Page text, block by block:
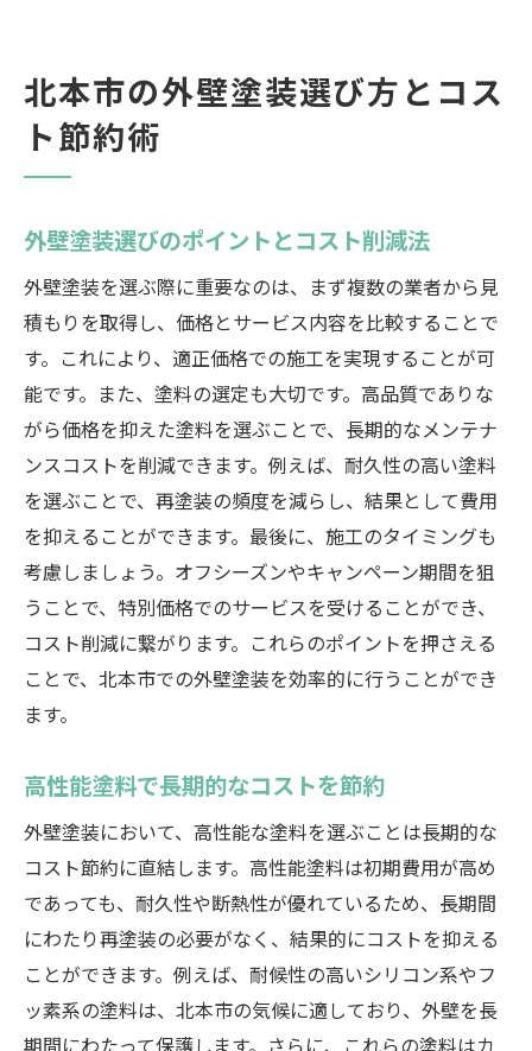
北本市の外壁塗装選び方とコス
ト節約術
外壁塗装選びのポイントとコスト削減法
外壁塗装を選ぶ際に重要なのは、まず複数の業者から見
積もりを取得し、価格とサービス内容を比較することで
す。これにより、適正価格での施工を実現することが可
能です。また、塗料の選定も大切です。高品質でありな
がら価格を抑えた塗料を選ぶことで、長期的なメンテナ
ンスコストを削減できます。例えば、耐久性の高い塗料
を選ぶことで、再塗装の頻度を減らし、結果として費用
を抑えることができます。最後に、施工のタイミングも
考慮しましょう。オフシーズンやキャンペーン期間を狙
うことで、特別価格でのサービスを受けることができ、
コスト削減に繋がります。これらのポイントを押さえる
ことで、北本市での外壁塗装を効率的に行うことができ
ます。
高性能塗料で長期的なコストを節約
外壁塗装において、高性能な塗料を選ぶことは長期的な
コスト節約に直結します。高性能塗料は初期費用が高め
であっても、耐久性や断熱性が優れているため、長期間
にわたり再塗装の必要がなく、結果的にコストを抑える
ことができます。例えば、耐候性の高いシリコン系やフ
ッ素系の塗料は、北本市の気候に適しており、外壁を長